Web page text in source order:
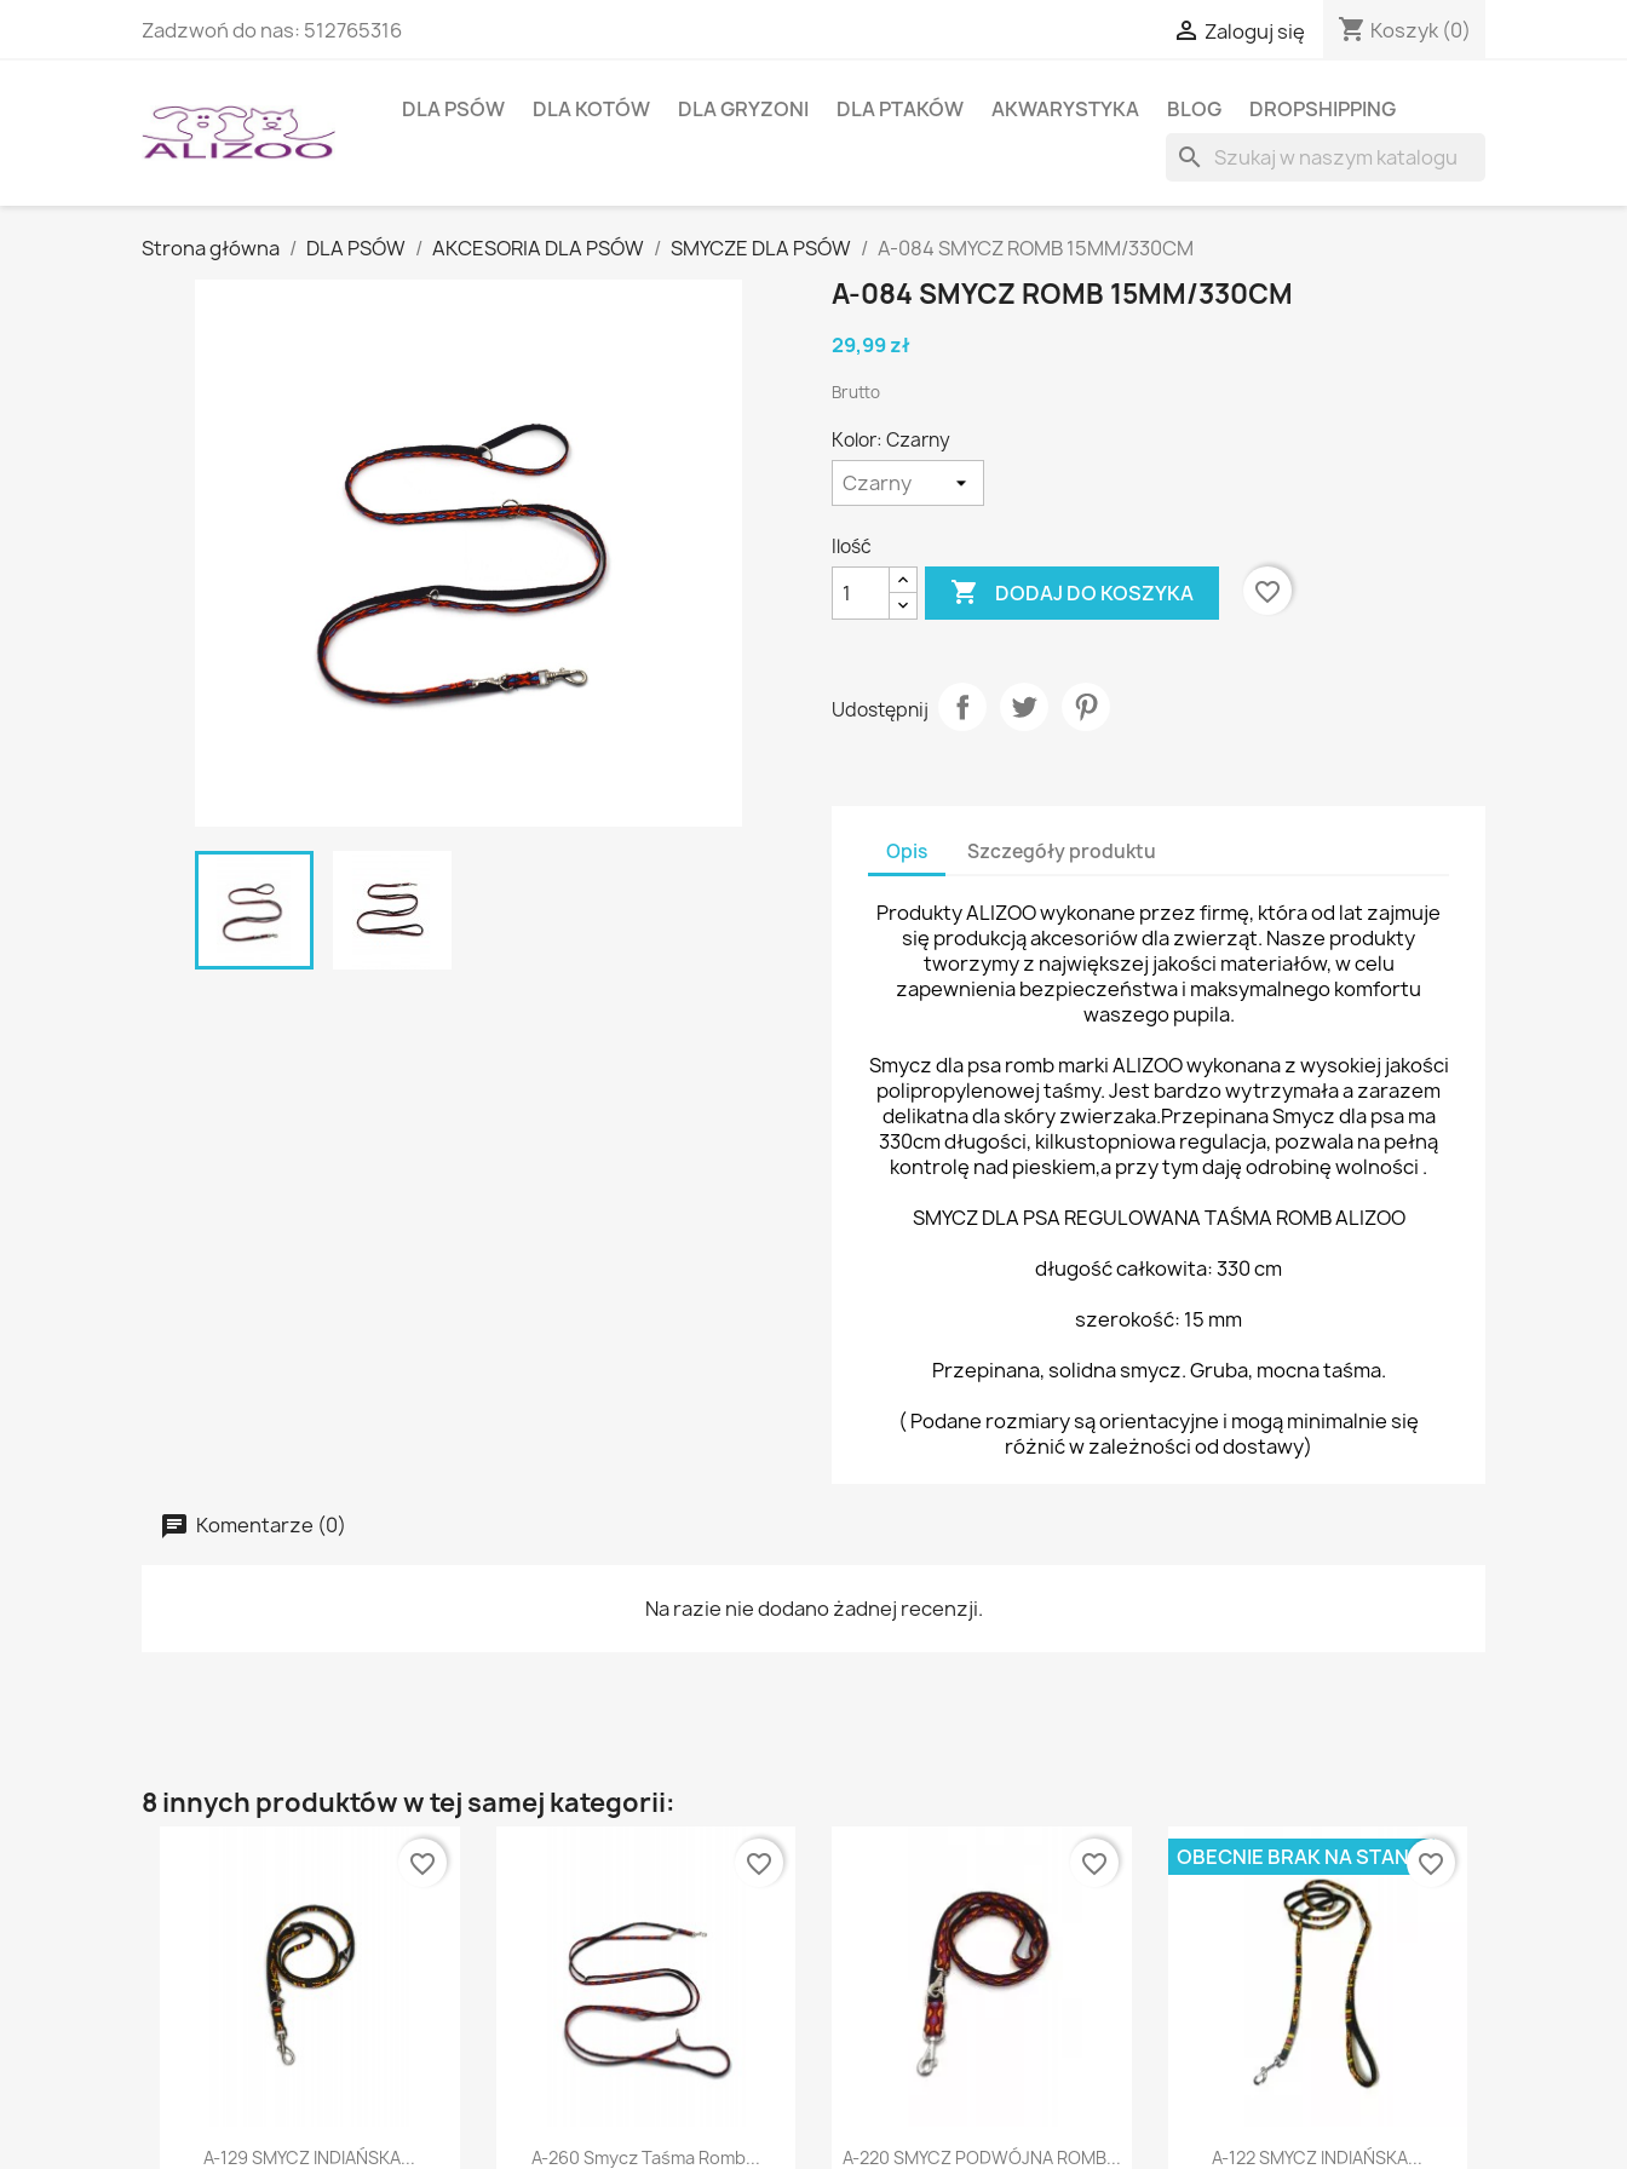
Zadzwoń do nas: 512765316  Zaloguj się shopping_cart Koszyk (0)
DLA PSÓW DLA KOTÓW DLA GRYZONI DLA PTAKÓW AKWARYSTYKA BLOG DROPSHIPPING
search
Strona główna DLA PSÓW AKCESORIA DLA PSÓW SMYCZE DLA PSÓW A-084 SMYCZ ROMB 15MM/330CM
A-084 SMYCZ ROMB 15MM/330CM
29,99 zł
Brutto
Kolor: Czarny
Ilość
 DODAJ DO KOSZYKA favorite_border
Udostępnij
Opis Szczegóły produktu
Produkty ALIZOO wykonane przez firmę, która od lat zajmuje
się produkcją akcesoriów dla zwierząt. Nasze produkty
tworzymy z największej jakości materiałów, w celu
zapewnienia bezpieczeństwa i maksymalnego komfortu
waszego pupila.
Smycz dla psa romb marki ALIZOO wykonana z wysokiej jakości
polipropylenowej taśmy. Jest bardzo wytrzymała a zarazem
delikatna dla skóry zwierzaka.Przepinana Smycz dla psa ma
330cm długości, kilkustopniowa regulacja, pozwala na pełną
kontrolę nad pieskiem,a przy tym daję odrobinę wolności .
SMYCZ DLA PSA REGULOWANA TAŚMA ROMB ALIZOO
długość całkowita: 330 cm
szerokość: 15 mm
Przepinana, solidna smycz. Gruba, mocna taśma.
( Podane rozmiary są orientacyjne i mogą minimalnie się
różnić w zależności od dostawy)
Komentarze (0)
Na razie nie dodano żadnej recenzji.
8 innych produktów w tej samej kategorii:
 Szybki podgląd
A-129 SMYCZ INDIAŃSKA...
favorite_border
Szybki podgląd
A-260 Smycz Taśma Romb...
favorite_border
Szybki podgląd
A-220 SMYCZ PODWÓJNA ROMB...
favorite_border
Szybki podgląd
A-122 SMYCZ INDIAŃSKA...
OBECNIE BRAK NA STANIEfavorite_border